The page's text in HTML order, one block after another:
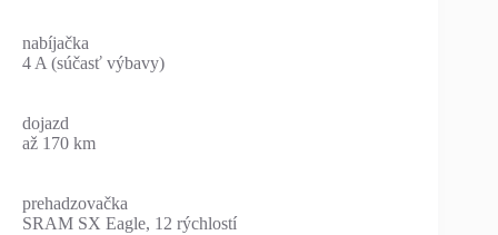
nabíjačka
4 A (súčasť výbavy)
dojazd
až 170 km
prehadzovačka
SRAM SX Eagle, 12 rýchlostí